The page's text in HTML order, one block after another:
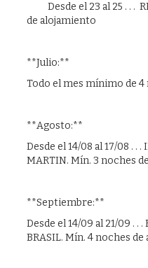
Desde el 23 al 25 . . .
de alojamiento
**Julio:**
Todo el mes mínimo de
**Agosto:**
Desde el 14/08 al 17/08 . .
MARTIN. Mín. 3 noches
**Septiembre:**
Desde el 14/09 al 21/09 . . .
BRASIL. Mín. 4 noches